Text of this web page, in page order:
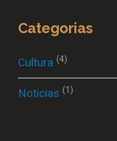
Categorias
Cultura (4)
Noticias (1)